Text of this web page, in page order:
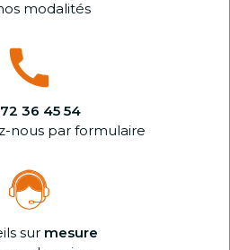
modalités
36 45 54
nous par formulaire
sur mesure